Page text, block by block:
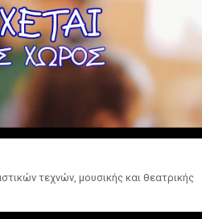
τεχνών, μουσικής και θεατρικής